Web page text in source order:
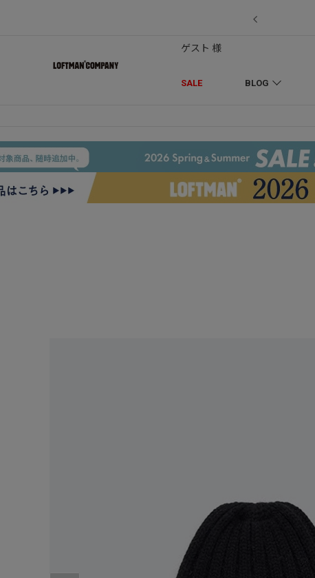
SALE BLOG
ゲスト 様